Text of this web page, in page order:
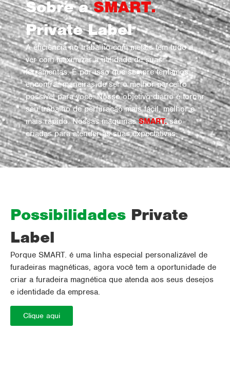
Sobre aSMART.
Private Label
A eficiência no trabalho com metais tem tudo a
ver com maximizar a utilidade de suas
ferramentas. É por isso que sempre tentamos
encontrar maneiras de ser o melhor parceiro
possível para você. Nosso objetivo diário é tornar
seu trabalho de perfuração mais fácil, melhor e
mais rápido. Nossas máquinasSMART.são
criadas para atender às suas expectativas.
Possibilidades Private
Label
Porque SMART. é uma linha especial personalizável de
furadeiras magnéticas, agora você tem a oportunidade de
criar a furadeira magnética que atenda aos seus desejos
e identidade da empresa.
Clique aqui